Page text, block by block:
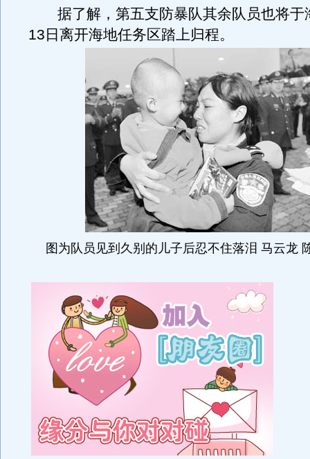
据了解，第五支防暴队其余队员也将于
13日离开海地任务区踏上归程。
图为队员见到久别的儿子后忍不住落泪 马云龙